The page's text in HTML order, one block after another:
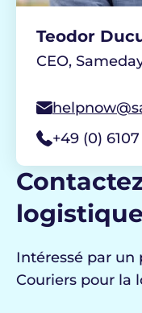
Teodor
CEO,
+49 (0) 6107
Intéressé par un
Couriers pour la